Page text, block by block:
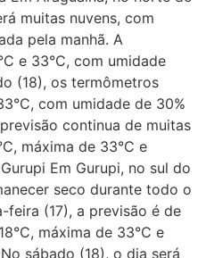
muitas nuvens, com
pela manhã. A
e 33°C, com umidade
(18), os termômetros
com umidade de 30%
continua de muitas
máxima de 33°C e
Em Gurupi, no sul do
seco durante todo o
feira (17), a previsão é de
máxima de 33°C e
sábado (18), o dia será